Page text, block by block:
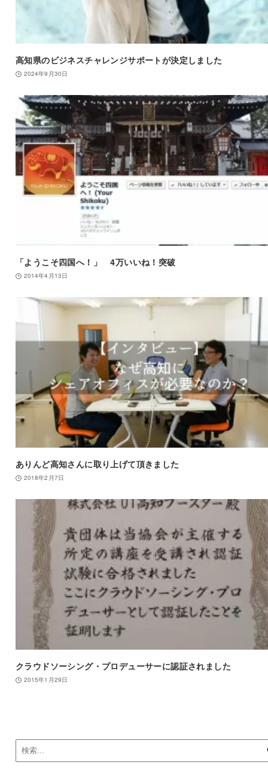
高知県のビジネスチャレンジサポートが決定しました
2024年9月30日
「ようこそ四国へ！」 4万いいね！突破
2014年4月13日
ありんど高知さんに取り上げて頂きました
2018年2月7日
クラウドソーシング・プロデューサーに認証されました
2015年1月29日